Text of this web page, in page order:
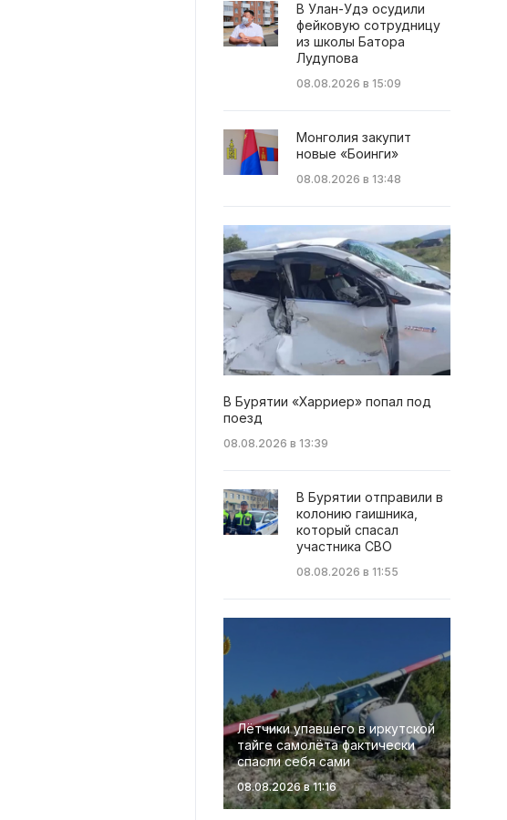
В Улан-Удэ осудили
фейковую сотрудницу
из школы Батора
Лудупова
08.08.2026 в 15:09
Монголия закупит
новые «Боинги»
08.08.2026 в 13:48
В Бурятии «Харриер» попал под
поезд
08.08.2026 в 13:39
В Бурятии отправили в
колонию гаишника,
который спасал
участника СВО
08.08.2026 в 11:55
Лётчики упавшего в иркутской
тайге самолёта фактически
спасли себя сами
08.08.2026 в 11:16